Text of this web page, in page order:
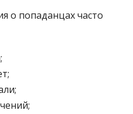
о попаданцах часто